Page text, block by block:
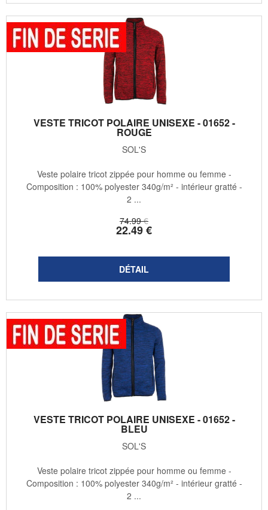
VESTE TRICOT POLAIRE UNISEXE - 01652 -
ROUGE
SOL'S
74.99 €
22.49€
Veste polaire tricot zippée pour homme ou femme -
Composition : 100% polyester 340g/m² - intérieur gratté -
2 ...
VESTE TRICOT POLAIRE UNISEXE - 01652 -
BLEU
SOL'S
Veste polaire tricot zippée pour homme ou femme -
Composition : 100% polyester 340g/m² - intérieur gratté -
2 ...